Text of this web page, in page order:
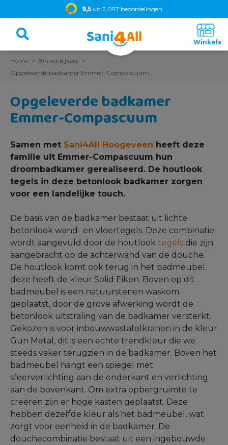
9,5 uit 2.097 beoordelingen
Home
Binnenkijkers
Opgeleverde badkamer Emmer-Compascuum
Opgeleverde badkamer
Emmer-Compascuum
Samen met Sani4All Hoogeveen heeft deze
familie uit Emmer-Compascuum hun
droombadkamer gerealiseerd. De houtlook
tegels in deze betonlook badkamer zorgen
voor een landelijke touch.
De basis van de badkamer bestaat uit lichte
betonlook wand- en vloertegels. Deze combinatie
wordt aangevuld door de houtlook tegels die zijn
aangebracht op de achterwand van de douche.
De houtlook komt ook terug in het badmeubel,
deze heeft de kleur Solid Eiken. Boven op dit
badmeubel is een natuurstenen waskom
geplaatst, door de grove afwerking wordt de
betonlook uitstraling van de badkamer versterkt.
Gekozen is voor inbouwwastafelkranen in de kleur
Gun Metal, dit is een echte trendkleur die we
steeds vaker terugzien in de badkamer. Boven het
badmeubel hangt een spiegel met
sfeerverlichting aan de onderkant en verlichting
aan de bovenkant. Om extra opbergruimte te
creëren zijn er hoge kasten geplaatst. Deze
hebben dezelfde kleur als het badmeubel, wat
zorgt voor eenheid in de badkamer. De
douchecombinatie bestaat uit een ingebouwde